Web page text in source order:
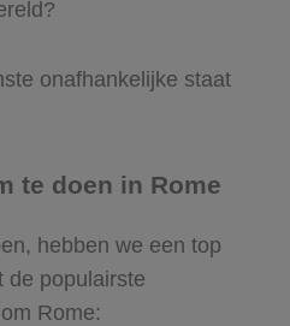
onafhankelijke staat
te doen in Rome
hebben we een top
de populairste
Rome: